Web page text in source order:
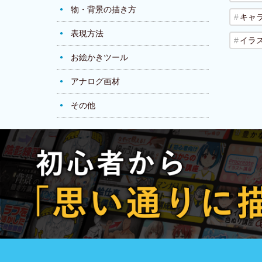
物・背景の描き方
表現方法
お絵かきツール
アナログ画材
その他
キャ
イラ